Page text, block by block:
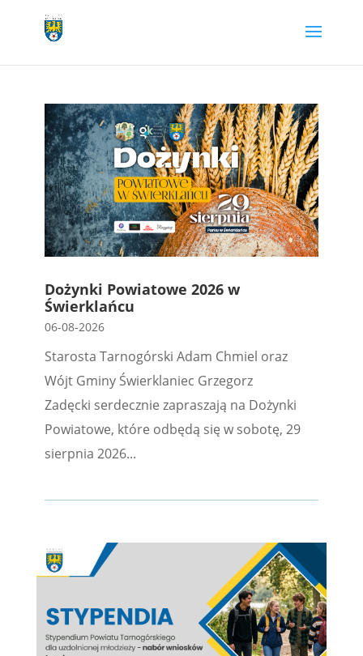
Dożynki Powiatowe 2026 w
Świerklańcu
06-08-2026
Starosta Tarnogórski Adam Chmiel oraz
Wójt Gminy Świerklaniec Grzegorz
Zadęcki serdecznie zapraszają na Dożynki
Powiatowe, które odbędą się w sobotę, 29
sierpnia 2026...